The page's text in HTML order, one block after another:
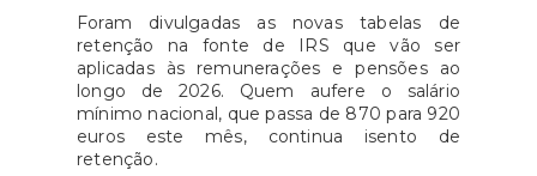
Foram divulgadas as novas tabelas de
retenção na fonte de IRS que vão ser
aplicadas às remunerações e pensões ao
longo de 2026. Quem aufere o salário
mínimo nacional, que passa de 870 para 920
euros este mês, continua isento de
retenção.